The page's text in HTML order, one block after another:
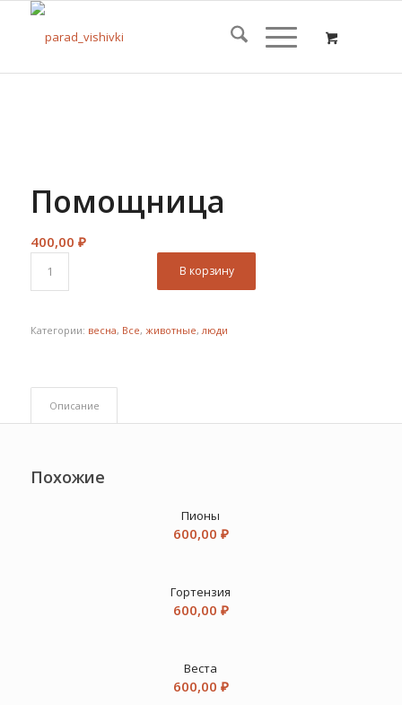
Помощница
400,00 ₽
В корзину
Категории: весна, Все, животные, люди
Описание
Похожие
Пионы
600,00 ₽
Гортензия
600,00 ₽
Веста
600,00 ₽